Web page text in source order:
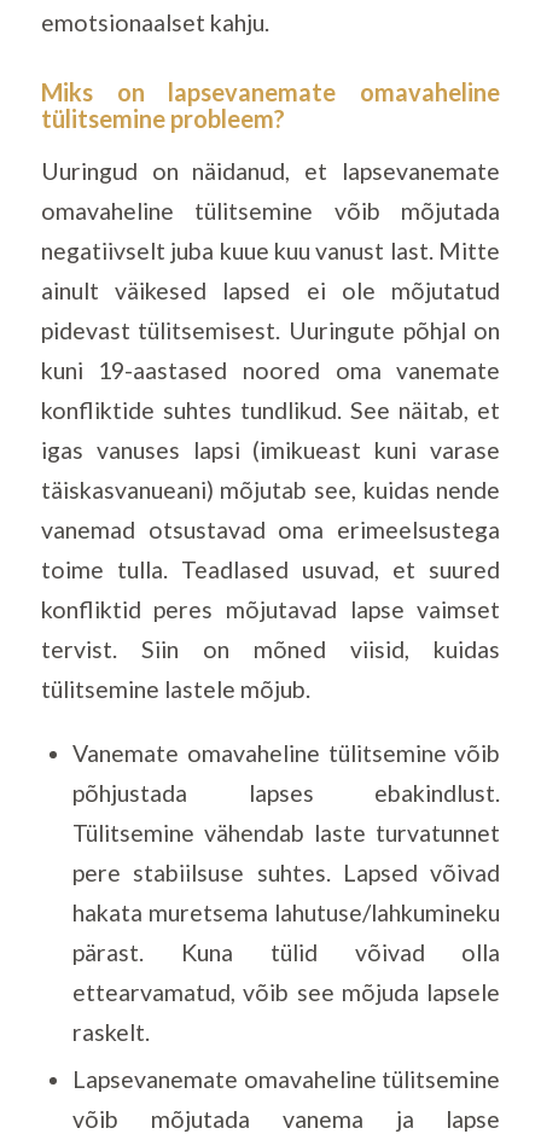
emotsionaalset kahju.
Miks on lapsevanemate omavaheline
tülitsemine probleem?
Uuringud on näidanud, et lapsevanemate
omavaheline tülitsemine võib mõjutada
negatiivselt juba kuue kuu vanust last. Mitte
ainult väikesed lapsed ei ole mõjutatud
pidevast tülitsemisest. Uuringute põhjal on
kuni 19-aastased noored oma vanemate
konfliktide suhtes tundlikud. See näitab, et
igas vanuses lapsi (imikueast kuni varase
täiskasvanueani) mõjutab see, kuidas nende
vanemad otsustavad oma erimeelsustega
toime tulla. Teadlased usuvad, et suured
konfliktid peres mõjutavad lapse vaimset
tervist. Siin on mõned viisid, kuidas
tülitsemine lastele mõjub.
Vanemate omavaheline tülitsemine võib
põhjustada lapses ebakindlust.
Tülitsemine vähendab laste turvatunnet
pere stabiilsuse suhtes. Lapsed võivad
hakata muretsema lahutuse/lahkumineku
pärast. Kuna tülid võivad olla
ettearvamatud, võib see mõjuda lapsele
raskelt.
Lapsevanemate omavaheline tülitsemine
võib mõjutada vanema ja lapse